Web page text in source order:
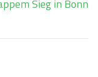
Sieg in Bonn